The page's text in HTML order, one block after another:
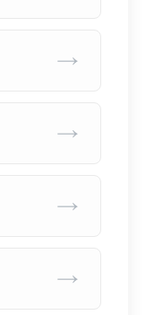
→
→
→
→